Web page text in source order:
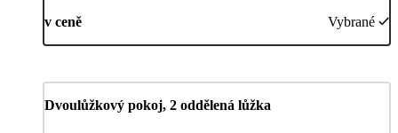
v ceně Vybrané
Dvoulůžkový pokoj, 2 oddělená lůžka